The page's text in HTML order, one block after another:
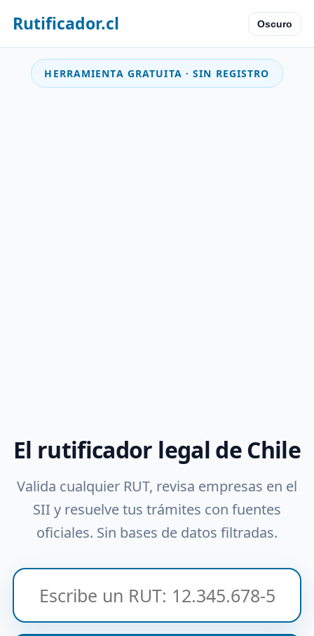
Rutificador.cl Oscuro
HERRAMIENTA GRATUITA · SIN REGISTRO
El rutificador legal de Chile
Valida cualquier RUT, revisa empresas en el
SII y resuelve tus trámites con fuentes
oficiales. Sin bases de datos filtradas.